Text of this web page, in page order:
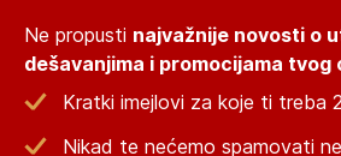
Ne propusti najvažnije novosti o
dešavanjima i promocijama tvog
Kratki imejlovi za koje ti treba
Nikad te nećemo spamovati